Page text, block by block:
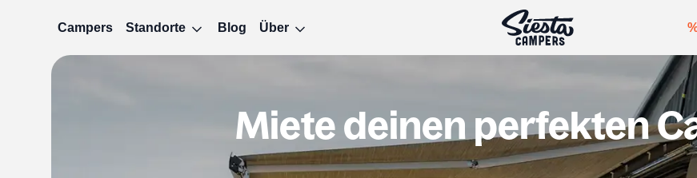
Campers Standorte Blog Über
Miete deinen perfekten